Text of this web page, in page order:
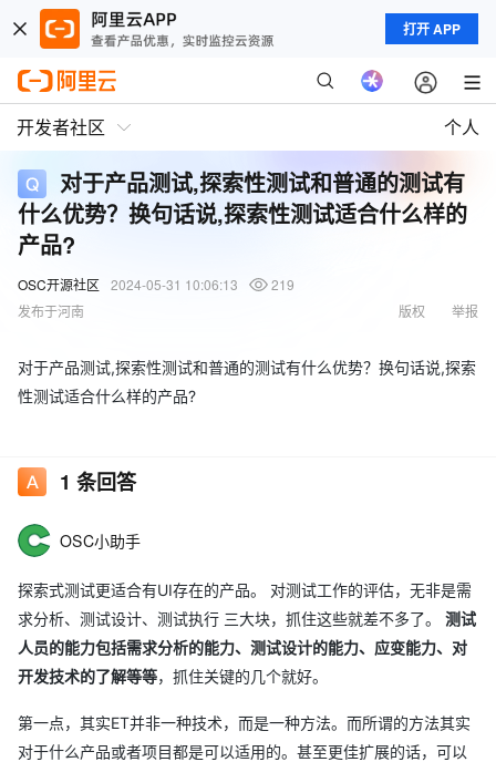
打开 APP
开发者社区 个人
对于产品测试,探索性测试和普通的测试有
什么优势？换句话说,探索性测试适合什么样的
产品?
OSC开源社区 2024-05-31 10:06:13
219
发布于河南
举报
版权
对于产品测试,探索性测试和普通的测试有什么优势？换句话说,探索
性测试适合什么样的产品?
1 条回答
OSC小助手
探索式测试更适合有UI存在的产品。 对测试工作的评估，无非是需
求分析、测试设计、测试执行 三大块，抓住这些就差不多了。 测试
人员的能力包括需求分析的能力、测试设计的能力、应变能力、对
开发技术的了解等等，抓住关键的几个就好。
第一点，其实ET并非一种技术，而是一种方法。而所谓的方法其实
对于什么产品或者项目都是可以适用的。甚至更佳扩展的话，可以